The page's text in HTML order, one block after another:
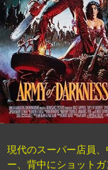
現代のスーパー店員
ー、背中にショット